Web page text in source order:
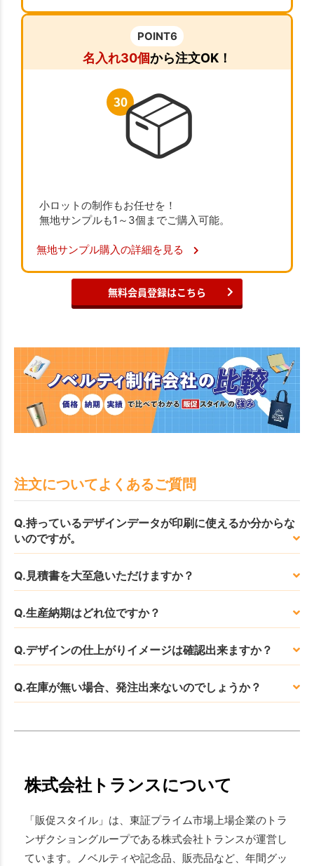
POINT6
名入れ30個から注文OK！
小ロットの制作もお任せを！
無地サンプルも1～3個までご購入可能。
無地サンプル購入の詳細を見る
無料会員登録はこちら
注文についてよくあるご質問
Q.持っているデザインデータが印刷に使えるか分からな
いのですが。
Q.見積書を大至急いただけますか？
Q.生産納期はどれ位ですか？
Q.デザインの仕上がりイメージは確認出来ますか？
Q.在庫が無い場合、発注出来ないのでしょうか？
株式会社トランスについて
「販促スタイル」は、東証プライム市場上場企業のトラ
ンザクショングループである株式会社トランスが運営し
ています。ノベルティや記念品、販売品など、年間グッ